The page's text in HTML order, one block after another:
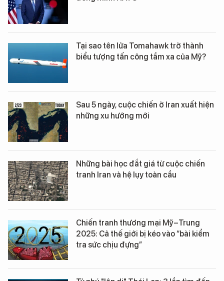
Tại sao tên lửa Tomahawk trở thành
biểu tượng tấn công tầm xa của Mỹ?
Sau 5 ngày, cuộc chiến ở Iran xuất hiện
những xu hướng mới
Những bài học đắt giá từ cuộc chiến
tranh Iran và hệ lụy toàn cầu
Chiến tranh thương mại Mỹ–Trung
2025: Cả thế giới bị kéo vào “bài kiểm
tra sức chịu đựng”